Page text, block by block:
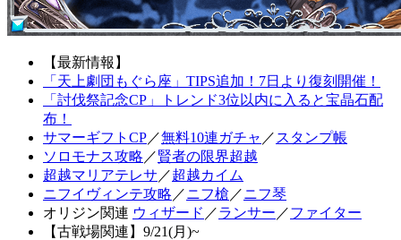
【最新情報】
「天上劇団もぐら座」TIPS追加！7日より復刻開催！
「討伐祭記念CP」トレンド3位以内に入ると宝晶石配
布！
サマーギフトCP／無料10連ガチャ ／ スタンプ帳
ソロモナス攻略 ／賢者の限界超越
超越マリアテレサ ／超越カイム
ニフイヴィンテ攻略 ／ニフ槍 ／ニフ琴
オリジン関連 ウィザード ／ランサー ／ファイター
【古戦場関連】9/21(月)~